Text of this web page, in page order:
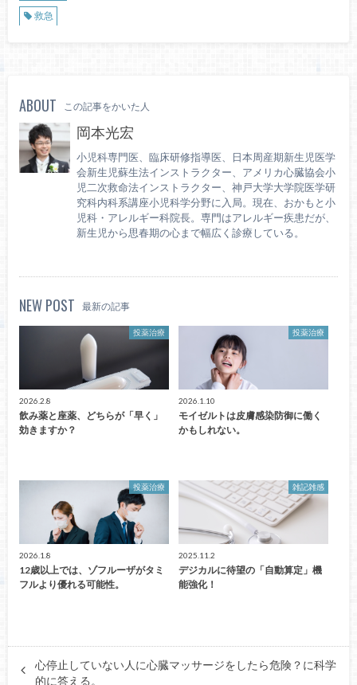
救急
ABOUT この記事をかいた人
岡本光宏
小児科専門医、臨床研修指導医、日本周産期新生児医学
会新生児蘇生法インストラクター、アメリカ心臓協会小
児二次救命法インストラクター、神戸大学大学院医学研
究科内科系講座小児科学分野に入局。現在、おかもと小
児科・アレルギー科院長。専門はアレルギー疾患だが、
新生児から思春期の心まで幅広く診療している。
NEW POST 最新の記事
投薬治療
2026.2.8
飲み薬と座薬、どちらが「早く」
効きますか？
投薬治療
2026.1.10
モイゼルトは皮膚感染防御に働く
かもしれない。
投薬治療
2026.1.8
12歳以上では、ゾフルーザがタミ
フルより優れる可能性。
雑記雑感
2025.11.2
デジカルに待望の「自動算定」機
能強化！
心停止していない人に心臓マッサージをしたら危険？に科学
的に答える。